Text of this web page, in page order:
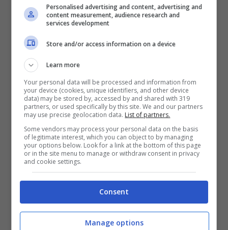
protagonista di una vicenda sgradevolissima
ha avvertito tutti coloro che avevano filmato
la scena, che avrebbe intrapresoazioni legali
contro di loro. Il
anche personaggi influenti del mondo dello
spettacolo e delgiornalismosono intervenuti
per dire la loro.
Personalised advertising and content, advertising and
content measurement, audience research and
services development
Store and/or access information on a device
Learn more
Your personal data will be processed and information from
your device (cookies, unique identifiers, and other device
data) may be stored by, accessed by and shared with 319
partners, or used specifically by this site. We and our partners
may use precise geolocation data. List of partners.
Some vendors may process your personal data on the basis
of legitimate interest, which you can object to by managing
your options below. Look for a link at the bottom of this page
or in the site menu to manage or withdraw consent in privacy
and cookie settings.
Consent
Manage options